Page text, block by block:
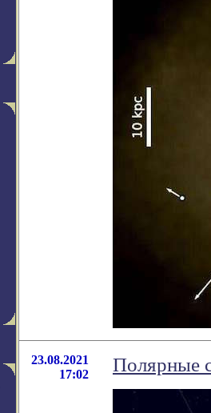
23.08.2021
17:02
Полярные